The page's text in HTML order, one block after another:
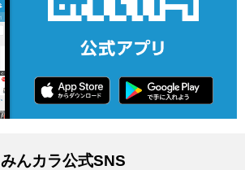
みんカラ公式SNS